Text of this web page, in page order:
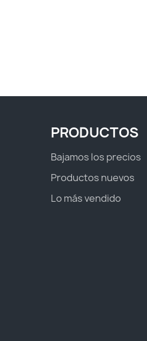
PRODUCTOS
Bajamos los precios
Productos nuevos
Lo más vendido